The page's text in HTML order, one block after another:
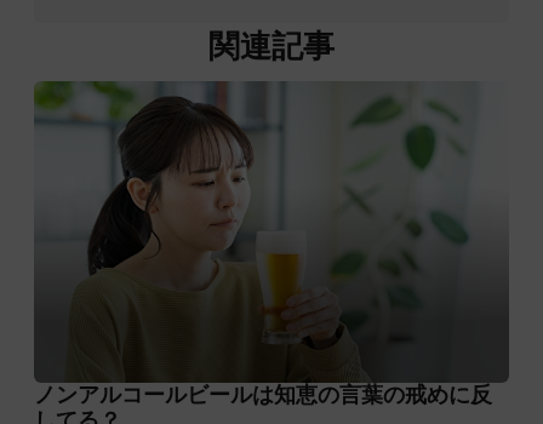
関連記事
ノンアルコールビールは知恵の言葉の戒めに反